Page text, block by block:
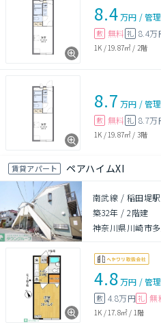
8.4万円 /管
敷 無料 礼 8.4万
1K / 19.87㎡ / 2階
8.7 万円 /管
敷 無料 礼 8.7万
1K / 19.87㎡ / 3階
賃貸アパート ペアハイムXI
南武線 / 稲田堤
築32年 /2階建
神奈川県川崎市
4.8万円 /管
敷 4.8万円 礼 無
1K /17.8㎡ / 1階